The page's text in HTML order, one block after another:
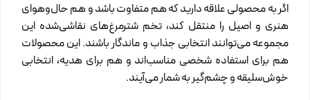
اگر به محصولی علاقه دارید که هم متفاوت باشد و هم حال‌وهوای
هنری و اصیل را منتقل کند، تخم شترمرغ‌های نقاشی‌شده این
مجموعه می‌توانند انتخابی جذاب و ماندگار باشند. این محصولات
هم برای استفاده شخصی مناسب‌اند و هم برای هدیه، انتخابی
خوش‌سلیقه و چشم‌گیر به شمار می‌آیند.